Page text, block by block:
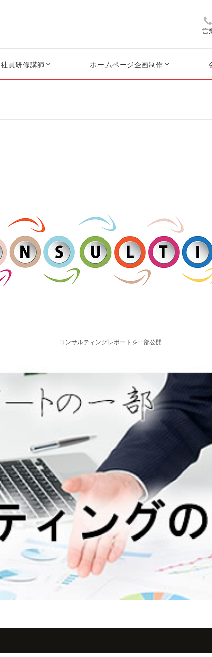
営
社員研修講師 ホームページ企画制作
コンサルティングレポートを一部公開